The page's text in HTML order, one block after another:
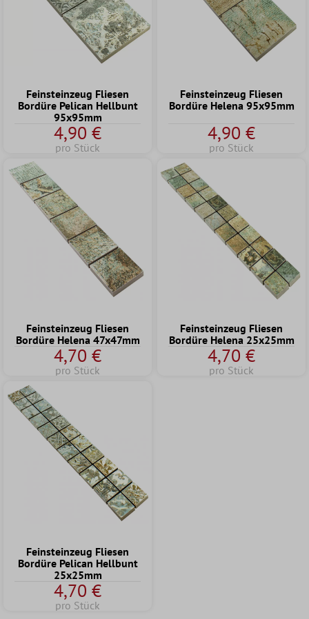
Feinsteinzeug Fliesen
Bordüre Pelican Hellbunt
95x95mm
4,90 €
pro Stück
Feinsteinzeug Fliesen
Bordüre Helena 95x95mm
4,90 €
pro Stück
Feinsteinzeug Fliesen
Bordüre Helena 47x47mm
4,70 €
pro Stück
Feinsteinzeug Fliesen
Bordüre Helena 25x25mm
4,70 €
pro Stück
Feinsteinzeug Fliesen
Bordüre Pelican Hellbunt
25x25mm
4,70 €
pro Stück